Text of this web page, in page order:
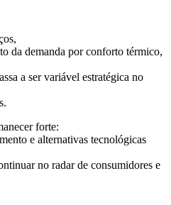
da demanda por conforto térmico,
a ser variável estratégica no
forte:
e alternativas tecnológicas
no radar de consumidores e